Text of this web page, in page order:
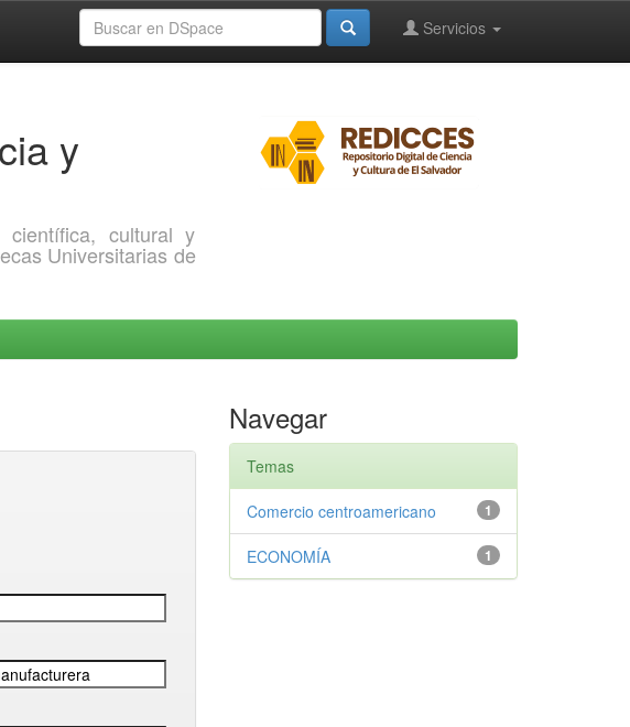
Servicios
y
cultural y
Universitarias de
Navegar
Temas
1
Comercio centroamericano
1
ECONOMÍA